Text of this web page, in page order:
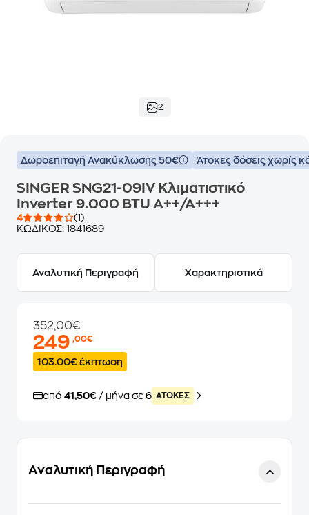
2
Δωροεπιταγή Ανακύκλωσης 50€ Άτοκες δόσεις χωρίς
SINGER SNG21-09IV Κλιματιστικό
Inverter 9.000 BTU A++/A+++
4
(1)
ΚΩΔΙΚΟΣ: 1841689
Αναλυτική Περιγραφή Χαρακτηριστικά
352,00€
249,00€
103.00€ έκπτωση
από 41,50€ / μήνα σε 6 ATOKEΣ
Αναλυτική Περιγραφή